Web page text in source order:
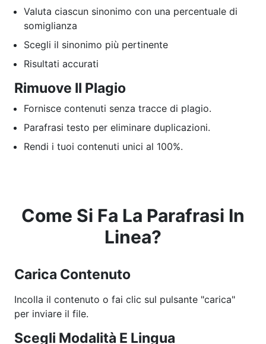
Valuta ciascun sinonimo con una percentuale di
somiglianza
Scegli il sinonimo più pertinente
Risultati accurati
Rimuove Il Plagio
Fornisce contenuti senza tracce di plagio.
Parafrasi testo per eliminare duplicazioni.
Rendi i tuoi contenuti unici al 100%.
Come Si Fa La Parafrasi In
Linea?
Carica Contenuto
Incolla il contenuto o fai clic sul pulsante "carica"
per inviare il file.
Scegli Modalità E Lingua